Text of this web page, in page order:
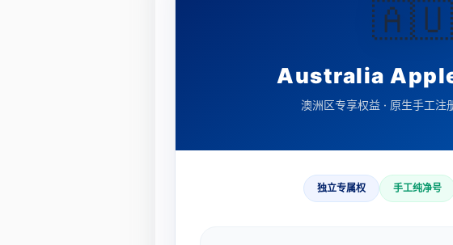
🇦🇺
Australia
澳洲区专享权益 · 原生手工注
独立专属权 手工纯净号